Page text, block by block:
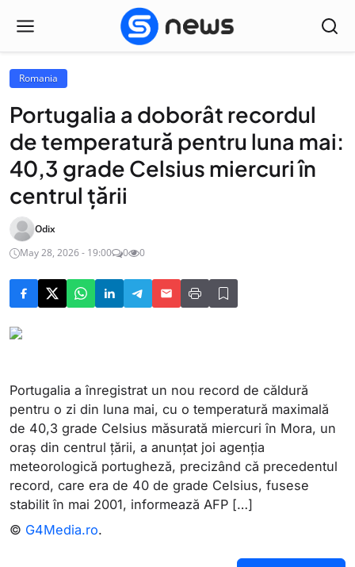
Romania
Portugalia a doborât recordul
de temperatură pentru luna mai:
40,3 grade Celsius miercuri în
centrul țării
Odix
May 28, 2026 - 19:00
0 0
Portugalia a înregistrat un nou record de căldură
pentru o zi din luna mai, cu o temperatură maximală
de 40,3 grade Celsius măsurată miercuri în Mora, un
oraş din centrul ţării, a anunţat joi agenţia
meteorologică portugheză, precizând că precedentul
record, care era de 40 de grade Celsius, fusese
stabilit în mai 2001, informează AFP […]
© G4Media.ro.